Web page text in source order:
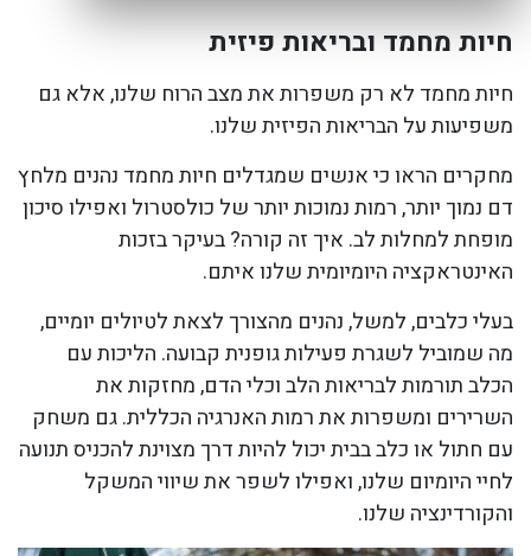
חיות מחמד ובריאות פיזית
חיות מחמד לא רק משפרות את מצב הרוח שלנו, אלא גם
משפיעות על הבריאות הפיזית שלנו.
מחקרים הראו כי אנשים שמגדלים חיות מחמד נהנים מלחץ
דם נמוך יותר, רמות נמוכות יותר של כולסטרול ואפילו סיכון
מופחת למחלות לב. איך זה קורה? בעיקר בזכות
האינטראקציה היומיומית שלנו איתם.
בעלי כלבים, למשל, נהנים מהצורך לצאת לטיולים יומיים,
מה שמוביל לשגרת פעילות גופנית קבועה. הליכות עם
הכלב תורמות לבריאות הלב וכלי הדם, מחזקות את
השרירים ומשפרות את רמות האנרגיה הכללית. גם משחק
עם חתול או כלב בבית יכול להיות דרך מצוינת להכניס תנועה
לחיי היומיום שלנו, ואפילו לשפר את שיווי המשקל
והקורדינציה שלנו.